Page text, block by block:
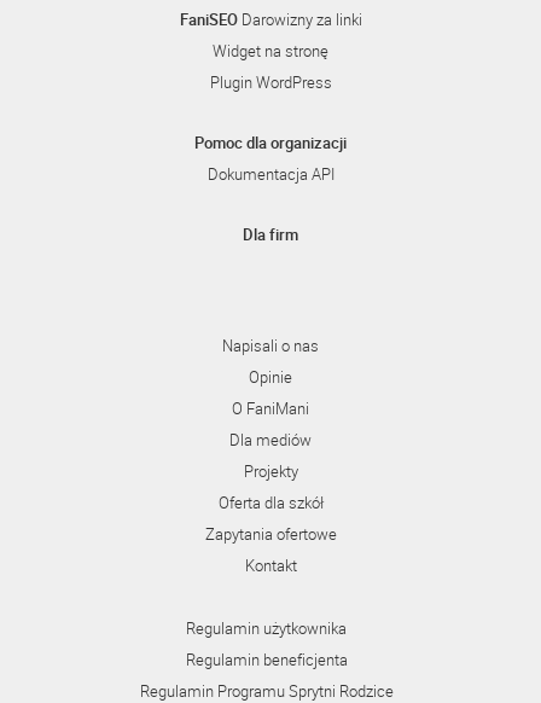
FaniSEODarowizny za linki
Widget na stronę
Plugin WordPress
Pomoc dla organizacji
Dokumentacja API
Dla firm
Napisali o nas
Opinie
O FaniMani
Dla mediów
Projekty
Oferta dla szkół
Zapytania ofertowe
Kontakt
Regulamin użytkownika
Regulamin beneficjenta
Regulamin Programu Sprytni Rodzice